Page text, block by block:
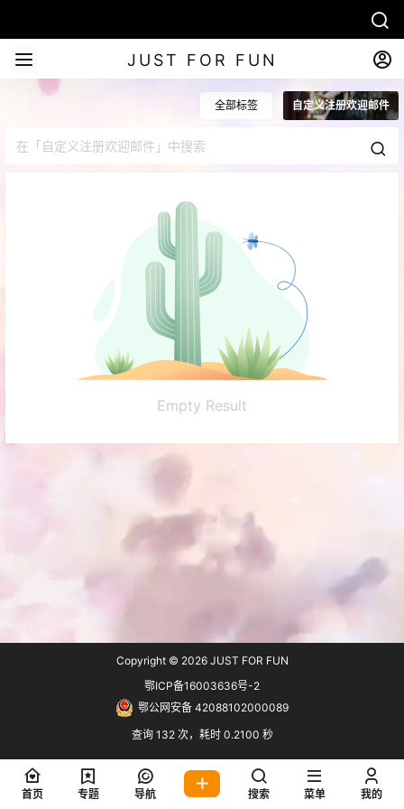
JUST FOR FUN
全部标签 自定义注册欢迎邮件
Empty Result
Copyright © 2026JUST FOR FUN
鄂ICP备16003636号-2
鄂公网安备 42088102000089
查询 132 次，耗时 0.2100 秒
首页 专题 导航 搜索 菜单 我的